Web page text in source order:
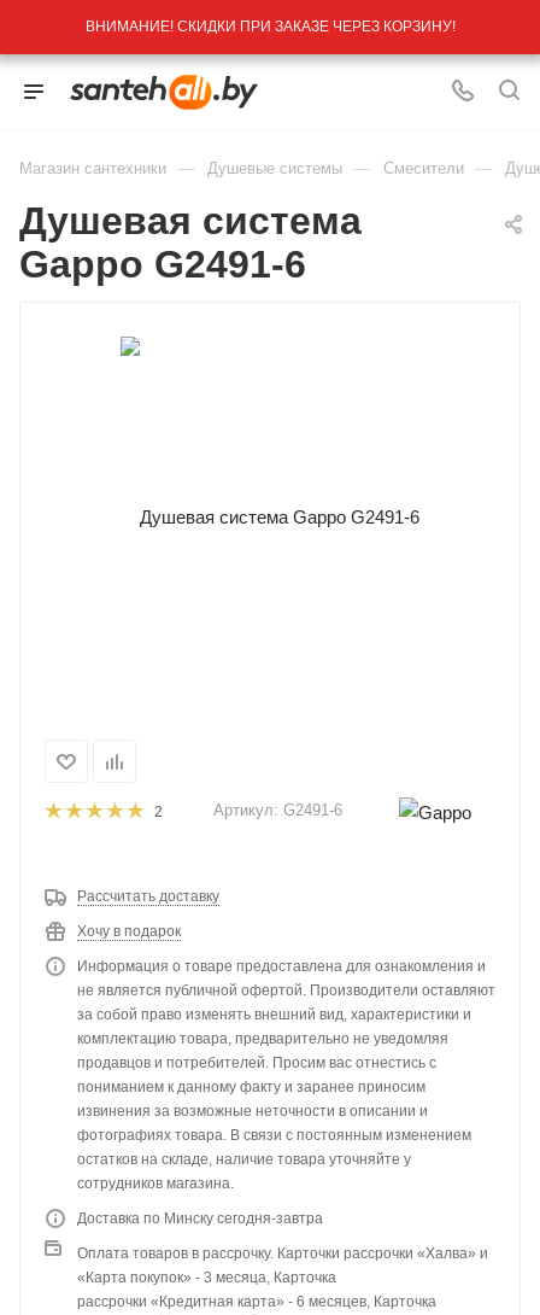
ВНИМАНИЕ! СКИДКИ ПРИ ЗАКАЗЕ ЧЕРЕЗ КОРЗИНУ!
Магазин сантехники — Душевые системы — Смесители —
Душевая система
Gappo G2491-6
2 Артикул: G2491-6
Рассчитать доставку
Хочу в подарок
Информация о товаре предоставлена для ознакомления и
не является публичной офертой. Производители оставляют
за собой право изменять внешний вид, характеристики и
комплектацию товара, предварительно не уведомляя
продавцов и потребителей. Просим вас отнестись с
пониманием к данному факту и заранее приносим
извинения за возможные неточности в описании и
фотографиях товара. В связи с постоянным изменением
остатков на складе, наличие товара уточняйте у
сотрудников магазина.
Доставка по Минску сегодня-завтра
Оплата товаров в рассрочку. Карточки рассрочки «Халва» и
«Карта покупок» - 3 месяца, Карточка
рассрочки «Кредитная карта» - 6 месяцев, Карточка